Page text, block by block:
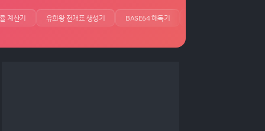
계산기 유희왕 전개표 생성기 BASE64 해독기